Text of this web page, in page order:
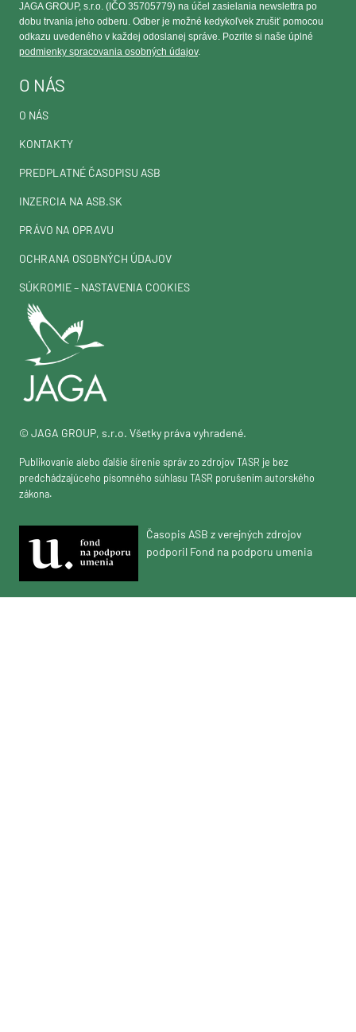
© JAGA GROUP, s.r.o. Všetky práva vyhradené.
Publikovanie alebo ďalšie šírenie správ zo zdrojov TASR je bez
predchádzajúceho písomného súhlasu TASR porušením autorského
zákona.
Časopis ASB z verejných zdrojov
podporil Fond na podporu umenia
O NÁS
O NÁS
KONTAKTY
PREDPLATNÉ ČASOPISU ASB
INZERCIA NA ASB.SK
PRÁVO NA OPRAVU
OCHRANA OSOBNÝCH ÚDAJOV
SÚKROMIE – NASTAVENIA COOKIES
JAGA GROUP, s.r.o. (IČO 35705779) na účel zasielania newslettra po
dobu trvania jeho odberu. Odber je možné kedykoľvek zrušiť pomocou
odkazu uvedeného v každej odoslanej správe. Pozrite si naše úplné
podmienky spracovania osobných údajov.